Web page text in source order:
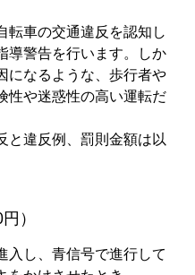
転車の交通違反を認知し
導警告を行います。しか
になるような、歩行者や
性や迷惑性の高い運転だ
と違反例、罰則金額は以
）
入し、青信号で進行して